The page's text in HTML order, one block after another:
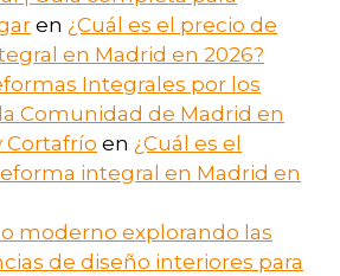
en ¿Cuál es el precio de
en Madrid en 2026?
Integrales por los
Comunidad de Madrid en
Cortafrío en ¿Cuál es el
integral en Madrid en
moderno explorando las
de diseño interiores para